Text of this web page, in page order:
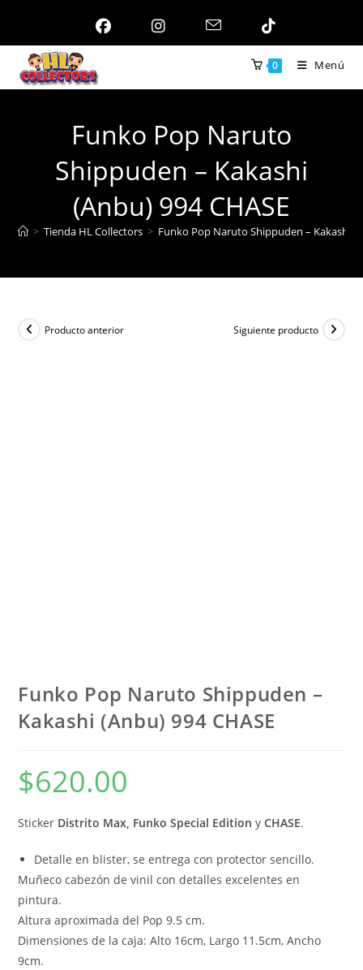
contenido
0 Menú
Funko Pop Naruto
Shippuden – Kakashi
(Anbu) 994 CHASE
> Tienda HL Collectors > Funko Pop Naruto Shippuden – Kakashi
Producto anterior Siguiente producto
Funko Pop Naruto Shippuden –
Kakashi (Anbu) 994 CHASE
$620.00
Sticker Distrito Max, Funko Special Editiony CHASE.
Detalle en blister, se entrega con protector sencillo.
Muñeco cabezón de vinil con detalles excelentes en
pintura.
Altura aproximada del Pop 9.5 cm.
Dimensiones de la caja: Alto 16cm, Largo 11.5cm, Ancho
9cm.